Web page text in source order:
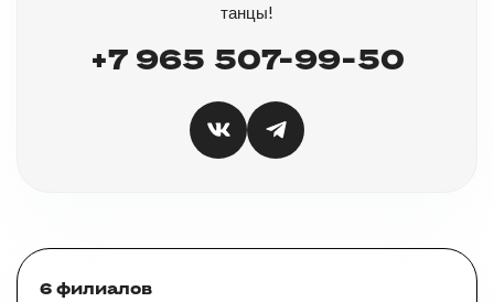
танцы!
+7 965 507-99-50
6 филиалов